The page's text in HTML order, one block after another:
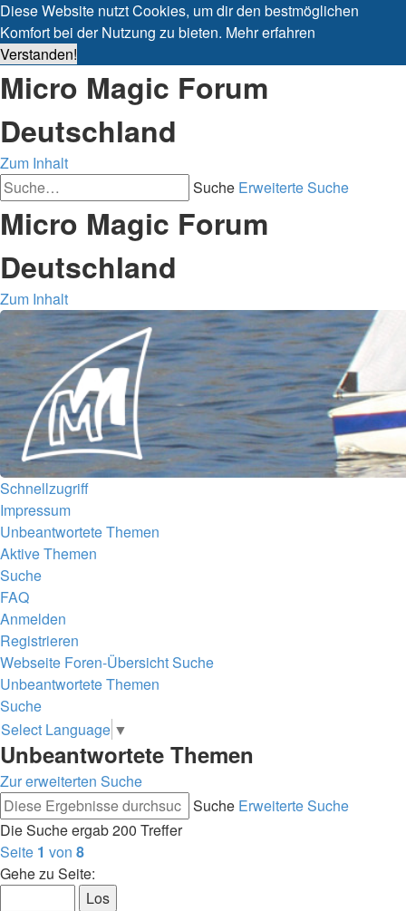
Diese Website nutzt Cookies, um dir den bestmöglichen
Komfort bei der Nutzung zu bieten. Mehr erfahren
Verstanden!
Micro Magic Forum
Deutschland
Zum Inhalt
Suche Erweiterte Suche
Micro Magic Forum
Deutschland
Zum Inhalt
Schnellzugriff
Impressum
Unbeantwortete Themen
Aktive Themen
Suche
FAQ
Anmelden
Registrieren
Webseite Foren-ÜbersichtSuche
Unbeantwortete Themen
Suche
Select Language ▼
Unbeantwortete Themen
Zur erweiterten Suche
Suche Erweiterte Suche
Die Suche ergab 200 Treffer
Seite 1 von 8
Gehe zu Seite: